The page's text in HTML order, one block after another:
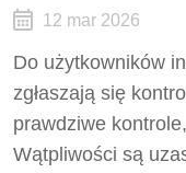
12 mar 2026
Do użytkowników
zgłaszają się
prawdziwe
Wątpliwości są